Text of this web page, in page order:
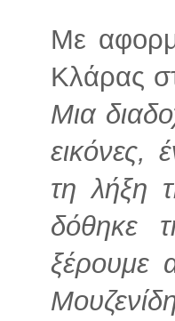
Με
Κλάρας
Μια
εικόνες,
τη λήξη
δόθηκε
ξέρουμε